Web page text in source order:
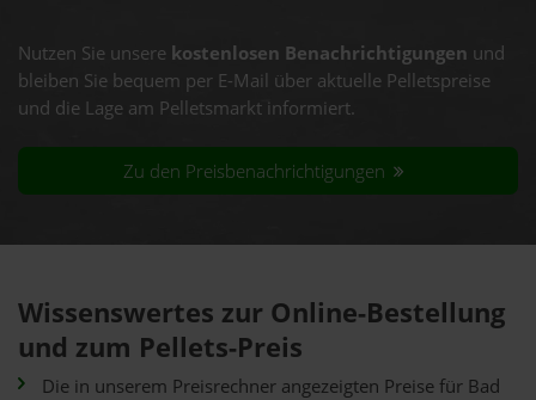
Nutzen Sie unsere kostenlosen Benachrichtigungen und
bleiben Sie bequem per E-Mail über aktuelle Pelletspreise
und die Lage am Pelletsmarkt informiert.
Zu den Preisbenachrichtigungen
Wissenswertes zur Online-Bestellung
und zum Pellets-Preis
Die in unserem Preisrechner angezeigten Preise für Bad